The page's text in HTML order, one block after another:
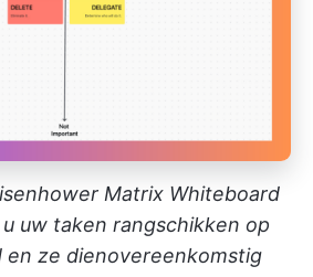
Matrix Whiteboard
uw taken rangschikken op
en ze dienovereenkomstig